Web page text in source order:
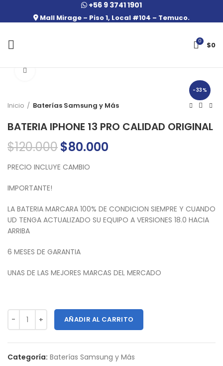
+56 9 3741 1901
Mall Mirage – Piso 1, Local #104 – Temuco.
0 $0
-33%
Click to enlarge
Inicio Baterías Samsung y Más
BATERIA IPHONE 13 PRO CALIDAD ORIGINAL
$120.000 El
precio
original
$80.000
PRECIO INCLUYE CAMBIO
IMPORTANTE!
LA BATERIA MARCARA 100% DE CONDICION SIEMPRE Y CUANDO
UD TENGA ACTUALIZADO SU EQUIPO A VERSIONES 18.0 HACIA
ARRIBA
6 MESES DE GARANTIA
UNAS DE LAS MEJORES MARCAS DEL MERCADO
AÑADIR AL CARRITO
Categoría: Baterías Samsung y Más